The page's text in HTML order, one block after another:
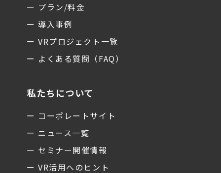
ー プラン/料金
ー 導入事例
ー VRプロジェクト一覧
ー よくある質問（FAQ）
私たちについて
ー コーポレートサイト
ー ニュース一覧
ー セミナー開催情報
ー VR活用へのヒント